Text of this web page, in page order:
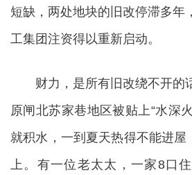
短缺，两处地块的旧改停滞多年
工集团注资得以重新启动。
财力，是所有旧改绕不开的话
原闸北苏家巷地区被贴上“水深
就积水，一到夏天热得不能进屋
上。有一位老太太，一家8口